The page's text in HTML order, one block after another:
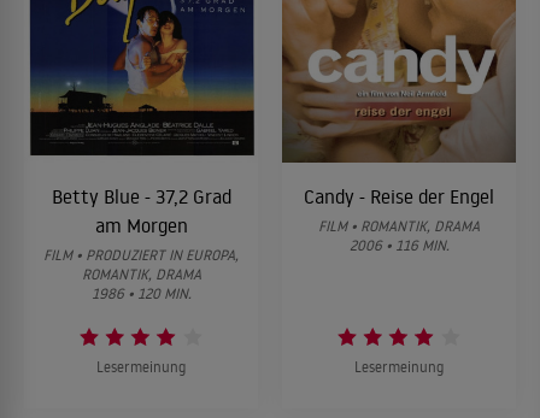
Betty Blue - 37,2 Grad
am Morgen
FILM • PRODUZIERT IN EUROPA,
ROMANTIK, DRAMA
1986 • 120 MIN.
Lesermeinung
Candy - Reise der Engel
FILM • ROMANTIK, DRAMA
2006 • 116 MIN.
Lesermeinung